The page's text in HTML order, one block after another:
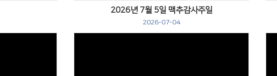
2026년 7월 5일 맥추감사주일
2026-07-04